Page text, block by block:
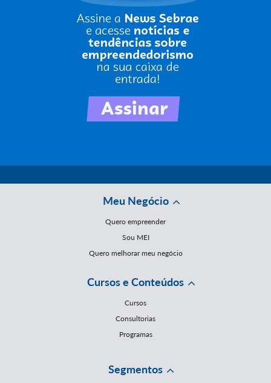
Meu Negócio
Quero empreender
Sou MEI
Quero melhorar meu negócio
Cursos e Conteúdos
Cursos
Consultorias
Programas
Segmentos